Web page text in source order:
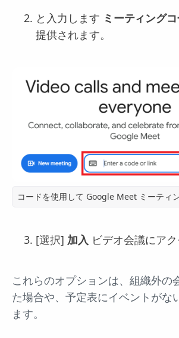
と入力します ミーティング
提供されます。
コードを使用して Google Meet ミーティ
[選択] 加入 ビデオ会議にアク
これらのオプションは、組織外の
た場合や、予定表にイベントがな
ます。